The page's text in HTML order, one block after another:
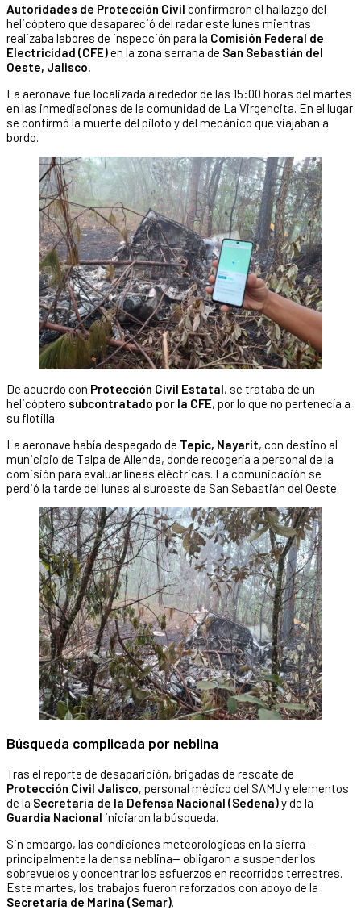
Autoridades de Protección Civil confirmaron el hallazgo del
helicóptero que desapareció del radar este lunes mientras
realizaba labores de inspección para la Comisión Federal de
Electricidad (CFE)en la zona serrana de San Sebastián del
Oeste, Jalisco.
La aeronave fue localizada alrededor de las 15:00 horas del martes
en las inmediaciones de la comunidad de La Virgencita. En el lugar
se confirmó la muerte del piloto y del mecánico que viajaban a
bordo.
De acuerdo con Protección Civil Estatal, se trataba de un
helicóptero subcontratado por la CFE, por lo que no pertenecía a
su flotilla.
La aeronave había despegado de Tepic, Nayarit, con destino al
municipio de Talpa de Allende, donde recogería a personal de la
comisión para evaluar líneas eléctricas. La comunicación se
perdió la tarde del lunes al suroeste de San Sebastián del Oeste.
Búsqueda complicada por neblina
Tras el reporte de desaparición, brigadas de rescate de
Protección Civil Jalisco, personal médico del SAMU y elementos
de la Secretaría de la Defensa Nacional (Sedena)y de la
Guardia Nacional iniciaron la búsqueda.
Sin embargo, las condiciones meteorológicas en la sierra —
principalmente la densa neblina— obligaron a suspender los
sobrevuelos y concentrar los esfuerzos en recorridos terrestres.
Este martes, los trabajos fueron reforzados con apoyo de la
Secretaría de Marina (Semar).